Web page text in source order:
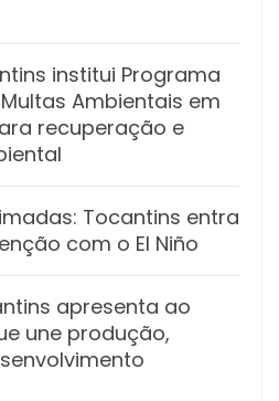
institui Programa
Ambientais em
recuperação e
Tocantins entra
com o El Niño
apresenta ao
une produção,